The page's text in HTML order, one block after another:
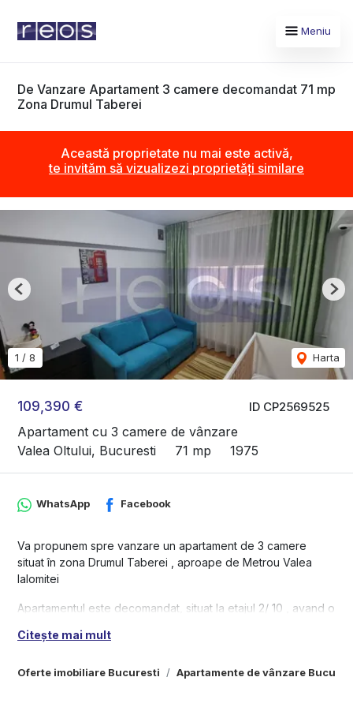
Meniu
De Vanzare Apartament 3 camere decomandat 71 mp
Zona Drumul Taberei
Această proprietate nu mai este activă,
te invităm să vizualizezi proprietăți similare
ID CP2569525
109,390 €
Apartament cu 3 camere de vânzare
Valea Oltului, Bucuresti
71 mp 1975
1 / 8 Harta
Previous
Oferte imobiliare Bucuresti Apartamente de vânzare
WhatsApp Facebook
Va propunem spre vanzare un apartament de 3 camere
situat în zona Drumul Taberei , aproape de Metrou Valea
Ialomitei
Apartamentul este decomandat, situat la etajul 2/ 10 , avand o
- Structura de rezistenta - Beton
Citește mai mult